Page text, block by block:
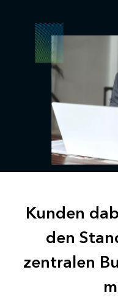
Kunden
den
zentralen